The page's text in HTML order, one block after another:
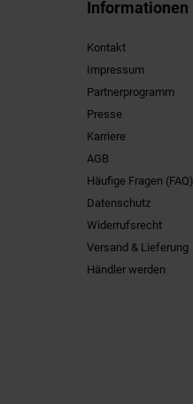
Informationen
Kontakt
Impressum
Partnerprogramm
Presse
Karriere
AGB
Häufige Fragen (FAQ)
Datenschutz
Widerrufsrecht
Versand & Lieferung
Händler werden